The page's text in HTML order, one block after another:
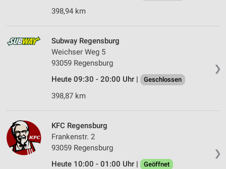
398,94 km
❯
Subway Regensburg
Weichser Weg 5
93059 Regensburg
Heute 09:30 - 20:00 Uhr |
Geschlossen
398,87 km
❯
KFC Regensburg
Frankenstr. 2
93059 Regensburg
Heute 10:00 - 01:00 Uhr |
Geöffnet